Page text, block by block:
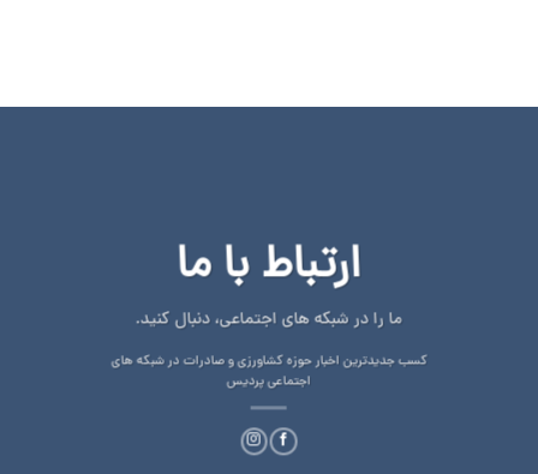
ارتباط با ما
ما را در شبکه های اجتماعی، دنبال کنید.
کسب جدیدترین اخبار حوزه کشاورزی و صادرات در شبکه های
اجتماعی پردیس